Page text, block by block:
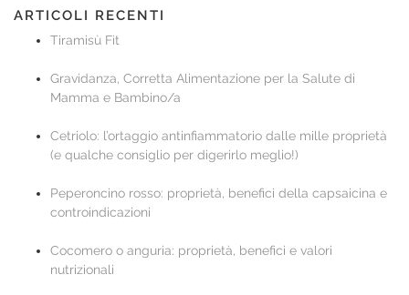
ARTICOLI RECENTI
Tiramisù Fit
Gravidanza, Corretta Alimentazione per la Salute di
Mamma e Bambino/a
Cetriolo: l’ortaggio antinfiammatorio dalle mille proprietà
(e qualche consiglio per digerirlo meglio!)
Peperoncino rosso: proprietà, benefici della capsaicina e
controindicazioni
Cocomero o anguria: proprietà, benefici e valori
nutrizionali